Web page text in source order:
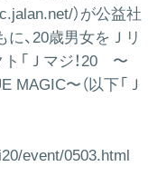
）が公益社
、20歳男女をＪリ
「Ｊマジ！20 〜
MAGIC〜（以下「Ｊ
event/0503.html